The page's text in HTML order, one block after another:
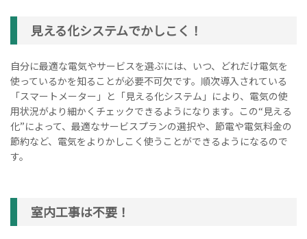
見える化システムでかしこく！
自分に最適な電気やサービスを選ぶには、いつ、どれだけ電気を
使っているかを知ることが必要不可欠です。順次導入されている
「スマートメーター」と「見える化システム」により、電気の使
用状況がより細かくチェックできるようになります。この“見える
化”によって、最適なサービスプランの選択や、節電や電気料金の
節約など、電気をよりかしこく使うことができるようになるので
す。
室内工事は不要！